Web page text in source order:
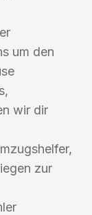
um den
wir dir
zur